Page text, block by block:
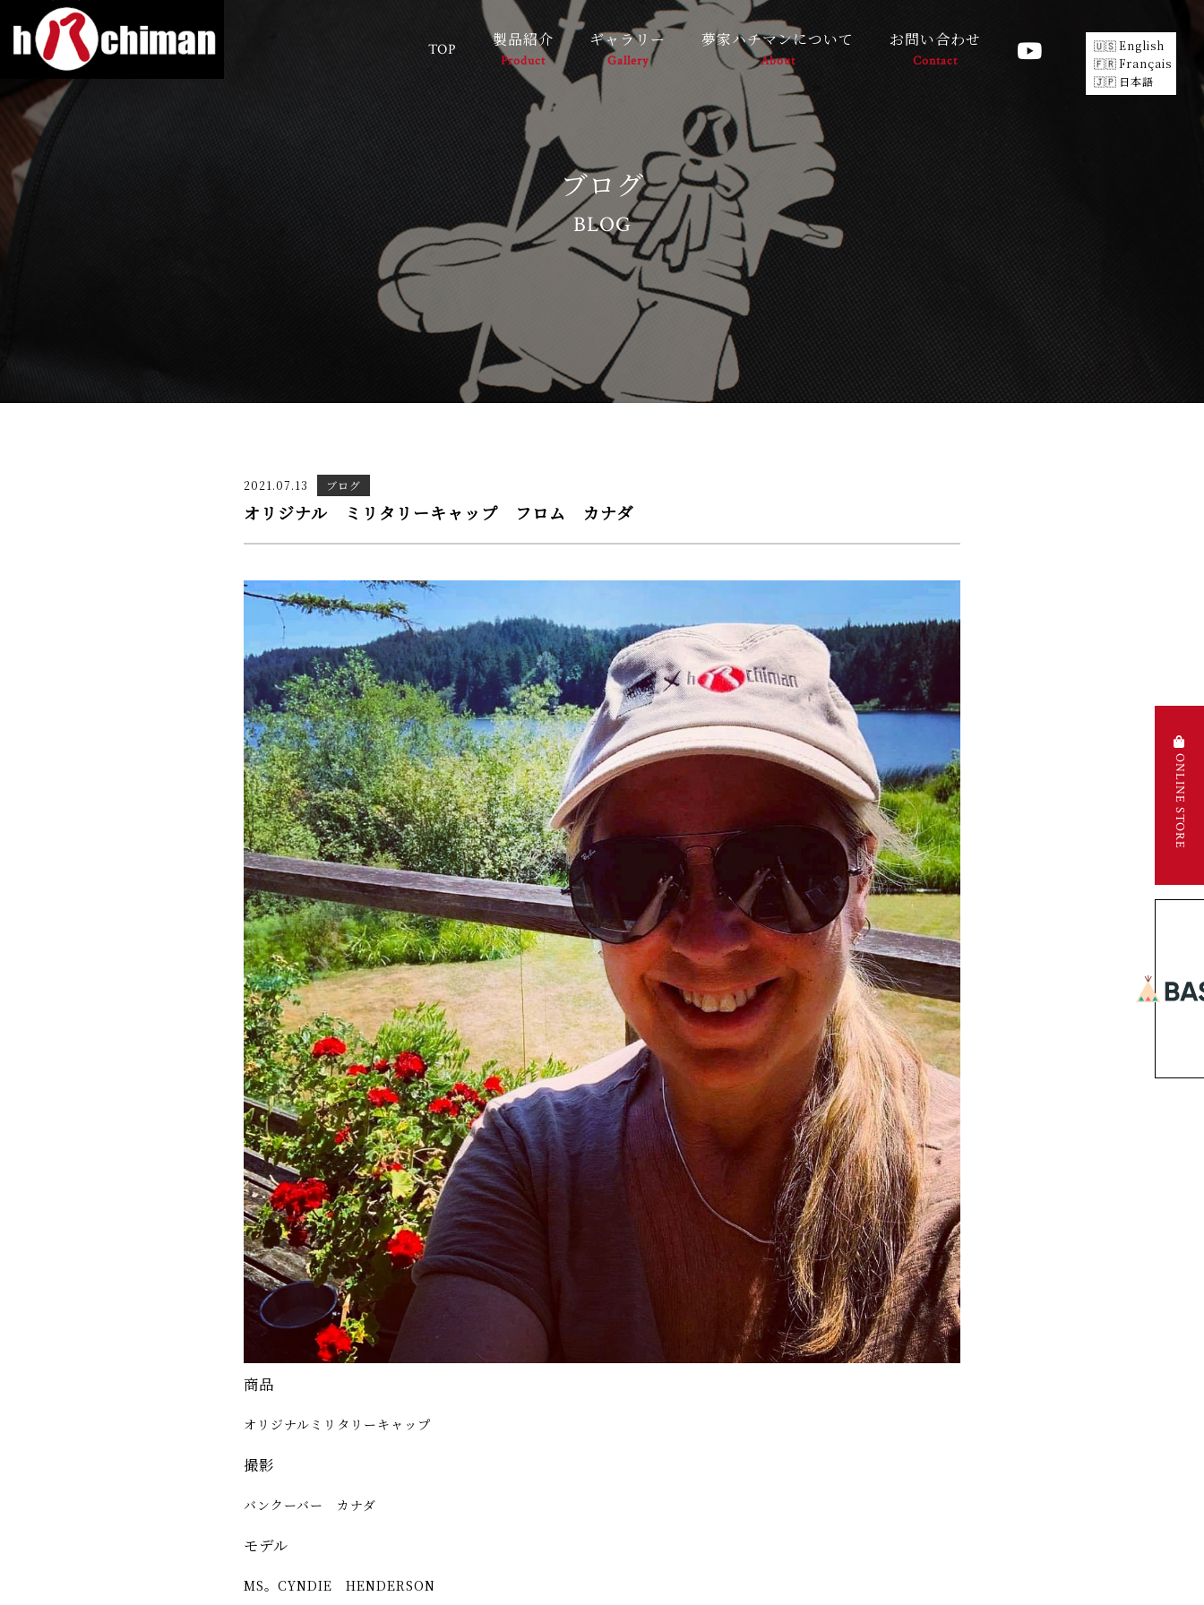
TOP 製品紹介
Product
ギャラリー
Gallery
夢家ハチマンについて
About
お問い合わせ
Contact
English
Français
日本語
ブログ
BLOG
2021.07.13 ブログ
オリジナル ミリタリーキャップ フロム カナダ
商品
オリジナルミリタリーキャップ
撮影
バンクーバー カナダ
モデル
MS。CYNDIE HENDERSON
ONLINE STORE